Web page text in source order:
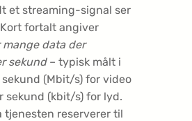
et streaming-signal ser
fortalt angiver
mange data der
sekund– typisk målt i
(Mbit/s) for video
sekund (kbit/s) for lyd.
tjenesten reserverer til